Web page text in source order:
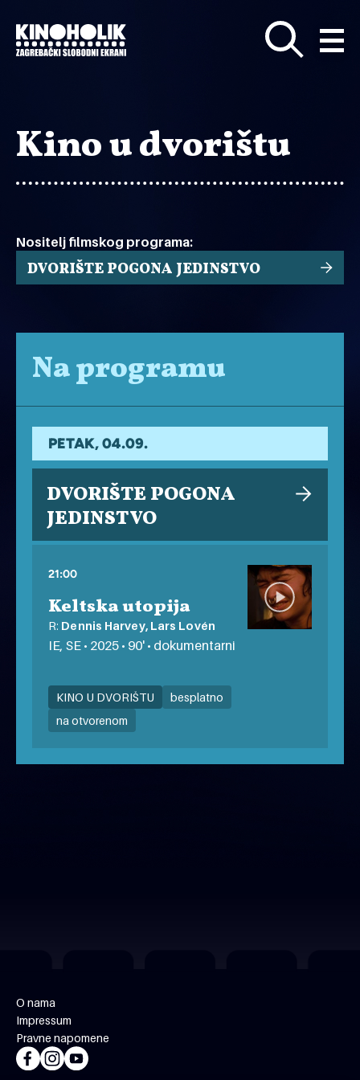
glavni
sadržaj
Kino u dvorištu
Nositelj filmskog programa:
DVORIŠTE POGONA JEDINSTVO
Na programu
PETAK, 04.09.
DVORIŠTE POGONA
JEDINSTVO
21:00
Keltska utopija
R: Dennis Harvey, Lars Lovén
IE, SE • 2025 • 90' • dokumentarni
KINO U DVORIŠTU
besplatno
na otvorenom
O nama
Impressum
Pravne napomene